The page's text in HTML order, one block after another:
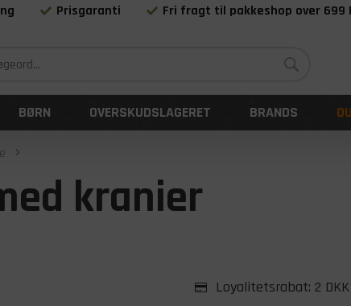
Prisgaranti Fri fragt til pakkeshop over 699
BØRN OVERSKUDSLAGERET BRANDS
kranier
Loyalitetsrabat: 2 DKK